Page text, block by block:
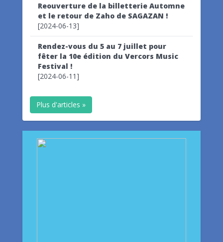
Reouverture de la billetterie Automne
et le retour de Zaho de SAGAZAN !
[2024-06-13]
Rendez-vous du 5 au 7 juillet pour
fêter la 10e édition du Vercors Music
Festival !
[2024-06-11]
Plus d'articles »